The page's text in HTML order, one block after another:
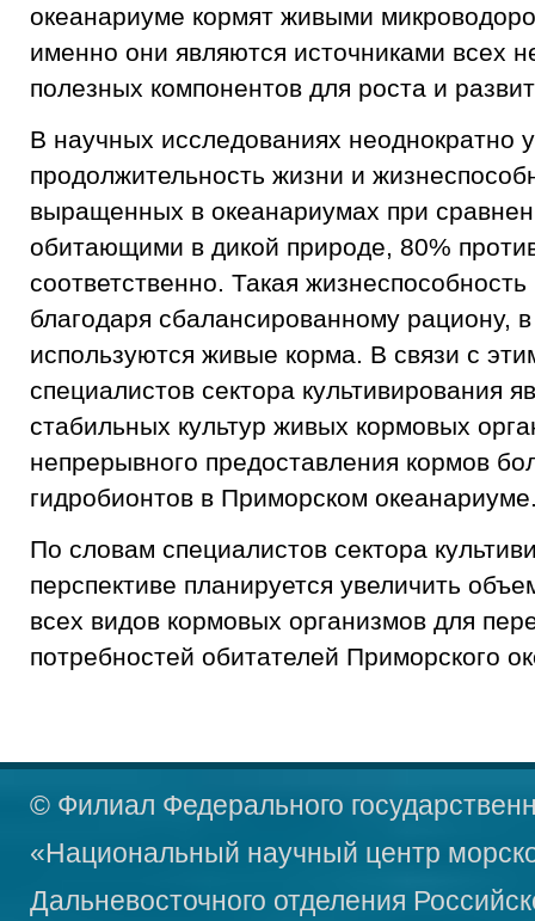
океанариуме кормят живыми
именно они являются источниками всех
полезных компонентов для роста и
В научных исследованиях неоднократно
продолжительность жизни и
выращенных в океанариумах при
обитающими в дикой природе, 80%
соответственно. Такая
благодаря сбалансированному рациону,
используются живые корма. В связи с
специалистов сектора культивирования
стабильных культур живых кормовых
непрерывного предоставления кормов
гидробионтов в Приморском
По словам специалистов сектора
перспективе планируется увеличить
всех видов кормовых организмов для
потребностей обитателей Приморского
© Филиал Федерального
«Национальный научный центр
Дальневосточного отделения